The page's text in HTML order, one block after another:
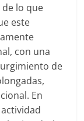
lo que
este
con una
de
En